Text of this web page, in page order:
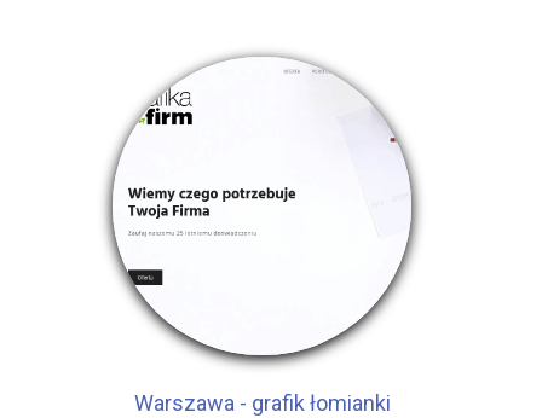
Warszawa - grafik łomianki